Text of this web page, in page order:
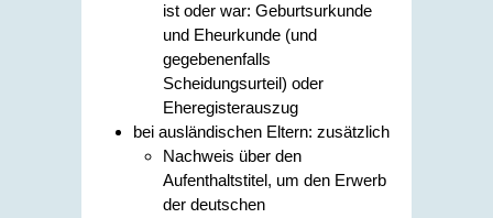
ist oder war: Geburtsurkunde
und Eheurkunde (und
gegebenenfalls
Scheidungsurteil) oder
Eheregisterauszug
bei ausländischen Eltern: zusätzlich
Nachweis über den
Aufenthaltstitel, um den Erwerb
der deutschen